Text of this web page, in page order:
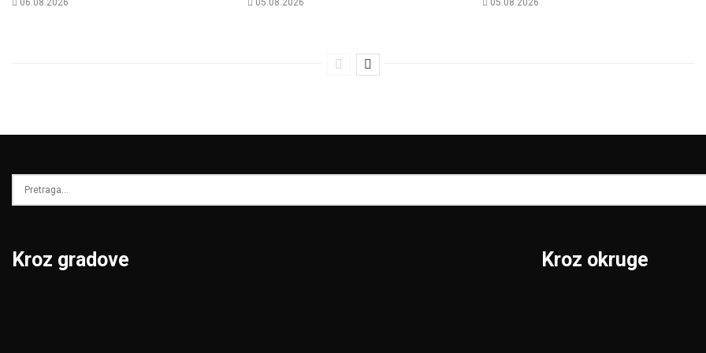
06.08.2026 05.08.2026 05.08.2026
Kroz gradove Kroz okruge